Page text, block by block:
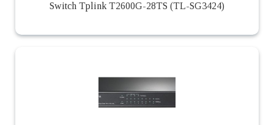
Switch Tplink T2600G-28TS (TL-SG3424)